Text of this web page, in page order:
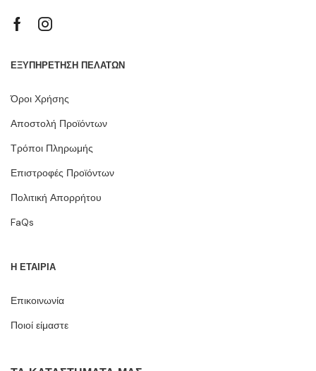
ΕΞΥΠΗΡΕΤΗΣΗ ΠΕΛΑΤΩΝ
Όροι Χρήσης
Αποστολή Προϊόντων
Τρόποι Πληρωμής
Επιστροφές Προϊόντων
Πολιτική Απορρήτου
FaQs
Η ΕΤΑΙΡΙΑ
Επικοινωνία
Ποιοί είμαστε